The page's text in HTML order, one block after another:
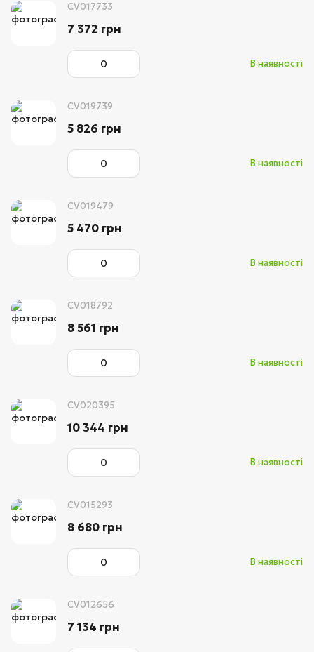
CV017733
В наявності
7 372 грн
CV019739
В наявності
5 826 грн
CV019479
В наявності
5 470 грн
CV018792
В наявності
8 561 грн
CV020395
В наявності
10 344 грн
CV015293
В наявності
8 680 грн
CV012656
7 134 грн